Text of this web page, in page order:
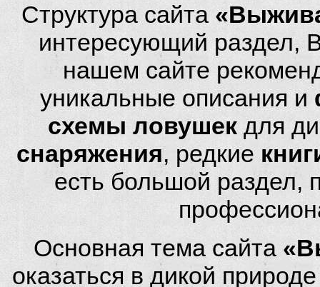
Структура сайта
интересующий раздел,
нашем сайте
уникальные описания и
схемы ловушек для
снаряжения, редкие
есть большой
Основная тема сайта
оказаться в дикой